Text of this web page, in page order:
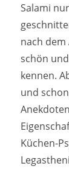
Salami
nach
schön
kennen.
und
Küchen-